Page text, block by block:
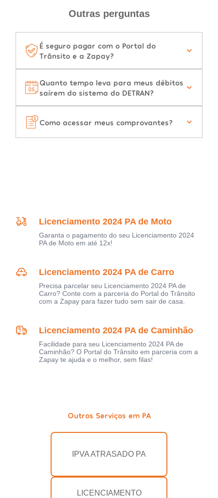
Outras perguntas
É seguro pagar com o Portal do
Trânsito e a Zapay?
Quanto tempo leva para meus débitos
saírem do sistema do DETRAN?
Como acessar meus comprovantes?
Licenciamento 2024 PA de Moto
Garanta o pagamento do seu Licenciamento 2024
PA de Moto em até 12x!
Licenciamento 2024 PA de Carro
Precisa parcelar seu Licenciamento 2024 PA de
Carro? Conte com a parceria do Portal do Trânsito
com a Zapay para fazer tudo sem sair de casa.
Licenciamento 2024 PA de Caminhão
Facilidade para seu Licenciamento 2024 PA de
Caminhão? O Portal do Trânsito em parceria com a
Zapay te ajuda e o melhor, sem filas!
Outros Serviços em PA
IPVA ATRASADO PA
LICENCIAMENTO